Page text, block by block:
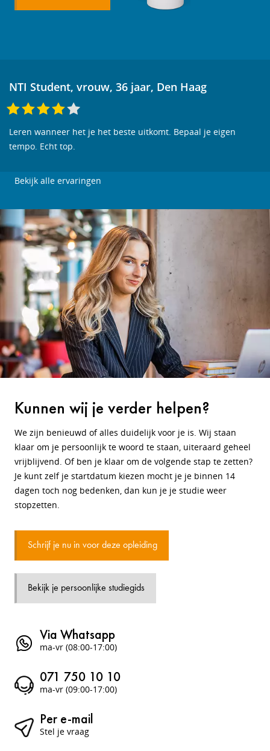
NTI Student, vrouw, 36 jaar, Den Haag
Leren wanneer het je het beste uitkomt. Bepaal je eigen
tempo. Echt top.
Bekijk alle ervaringen
Kunnen wij je verder helpen?
We zijn benieuwd of alles duidelijk voor je is. Wij staan
klaar om je persoonlijk te woord te staan, uiteraard geheel
vrijblijvend. Of ben je klaar om de volgende stap te zetten?
Je kunt zelf je startdatum kiezen mocht je je binnen 14
dagen toch nog bedenken, dan kun je je studie weer
stopzetten.
Schrijf je nu in voor deze opleiding
Bekijk je persoonlijke studiegids
Via Whatsapp
ma-vr (08:00-17:00)
071 750 10 10
ma-vr (09:00-17:00)
Per e-mail
Stel je vraag